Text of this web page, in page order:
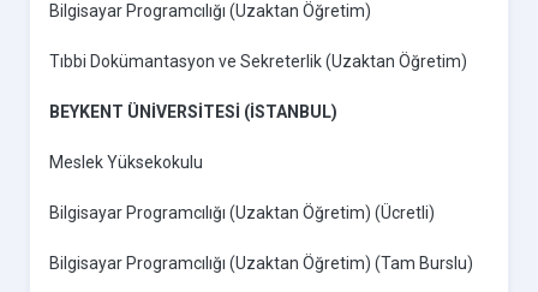
Bilgisayar Programcılığı (Uzaktan Öğretim)
Tıbbi Dokümantasyon ve Sekreterlik (Uzaktan Öğretim)
BEYKENT ÜNİVERSİTESİ (İSTANBUL)
Meslek Yüksekokulu
Bilgisayar Programcılığı (Uzaktan Öğretim) (Ücretli)
Bilgisayar Programcılığı (Uzaktan Öğretim) (Tam Burslu)